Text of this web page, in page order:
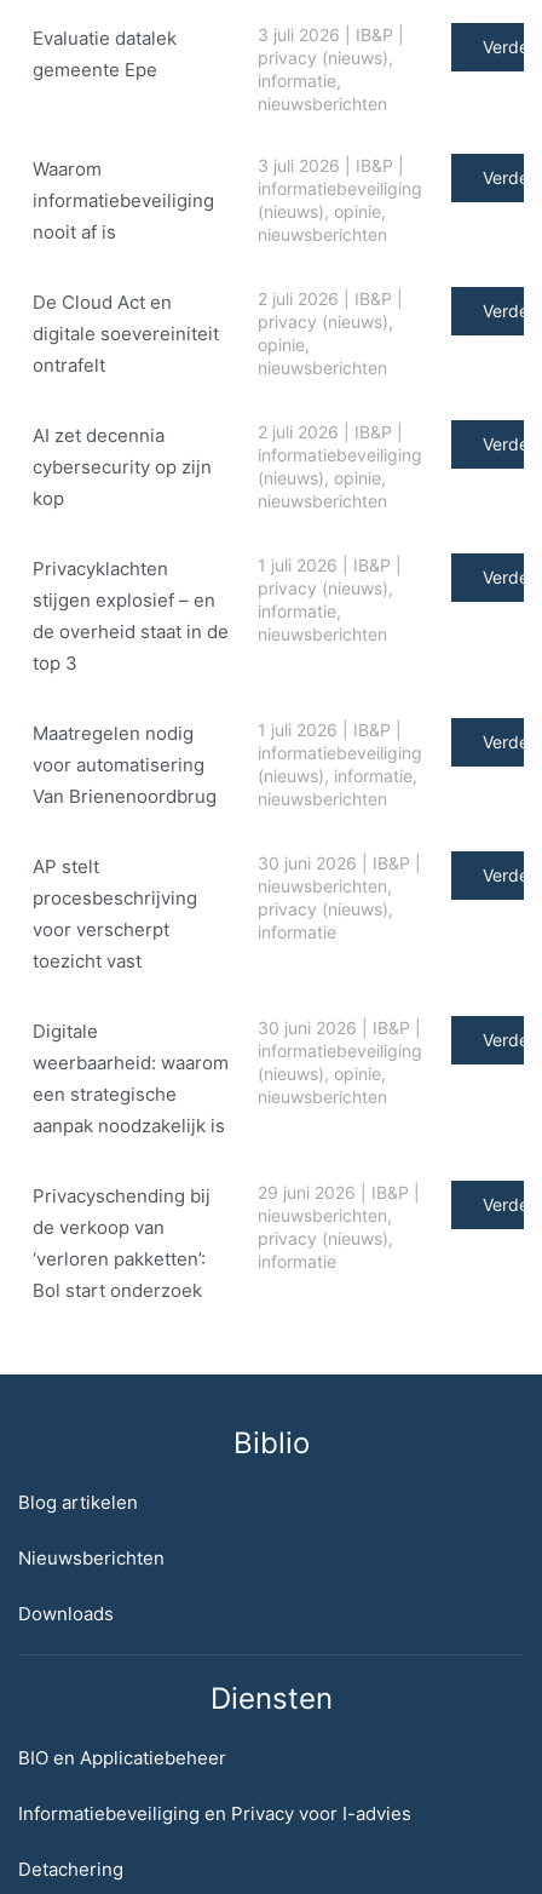
Evaluatie datalek
gemeente Epe
3 juli 2026 IB&P
privacy (nieuws),
informatie,
nieuwsberichten
Verder
Waarom
informatiebeveiliging
nooit af is
3 juli 2026 IB&P
informatiebeveiliging
(nieuws), opinie,
nieuwsberichten
Verder
De Cloud Act en
digitale soe­ve­rei­ni­teit
ontrafelt
2 juli 2026 IB&P
privacy (nieuws),
opinie,
nieuwsberichten
Verder
AI zet decennia
cybersecurity op zijn
kop
2 juli 2026 IB&P
informatiebeveiliging
(nieuws), opinie,
nieuwsberichten
Verder
Privacyklachten
stijgen explosief – en
de overheid staat in de
top 3
1 juli 2026 IB&P
privacy (nieuws),
informatie,
nieuwsberichten
Verder
Maatregelen nodig
voor automatisering
Van Brienenoordbrug
1 juli 2026 IB&P
informatiebeveiliging
(nieuws), informatie,
nieuwsberichten
Verder
AP stelt
procesbeschrijving
voor verscherpt
toezicht vast
30 juni 2026 IB&P
nieuwsberichten,
privacy (nieuws),
informatie
Verder
Digitale
weerbaarheid: waarom
een strategische
aanpak noodzakelijk is
30 juni 2026 IB&P
informatiebeveiliging
(nieuws), opinie,
nieuwsberichten
Verder
Privacyschending bij
de verkoop van
‘verloren pakketten’:
Bol start onderzoek
29 juni 2026 IB&P
nieuwsberichten,
privacy (nieuws),
informatie
Verder
Biblio
Blog artikelen
Nieuwsberichten
Downloads
Diensten
BIO en Applicatiebeheer
Informatiebeveiliging en Privacy voor I-advies
Detachering